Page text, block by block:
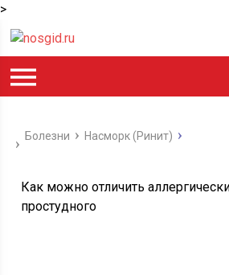
>
Болезни Насморк (Ринит)
Как можно отличить
простудного